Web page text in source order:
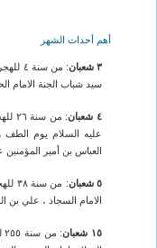
أهم أحداث الشهر
٣ شعبان
: من
سيد شباب الجنة الامام
٤ شعبان
:
عليه السلام يوم
العباس بن أمير المؤمنين
٥ شعبان
: من
الامام السجاد ، علي بن
١٥ شعبان
: